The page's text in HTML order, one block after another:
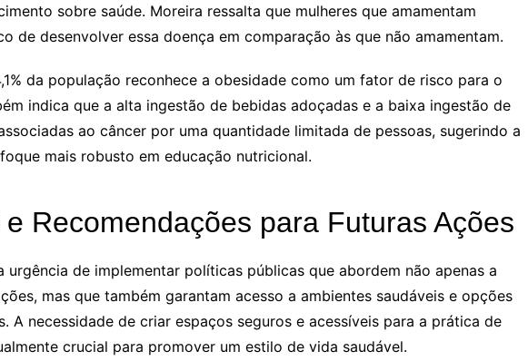
sobre saúde. Moreira ressalta que mulheres que amamentam
de desenvolver essa doença em comparação às que não amamentam.
da população reconhece a obesidade como um fator de risco para o
indica que a alta ingestão de bebidas adoçadas e a baixa ingestão de
ao câncer por uma quantidade limitada de pessoas, sugerindo a
mais robusto em educação nutricional.
Recomendações para Futuras Ações
urgência de implementar políticas públicas que abordem não apenas a
mas que também garantam acesso a ambientes saudáveis e opções
A necessidade de criar espaços seguros e acessíveis para a prática de
crucial para promover um estilo de vida saudável.